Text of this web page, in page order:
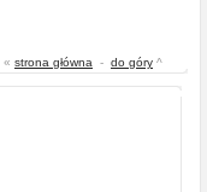
« strona główna - do góry ^